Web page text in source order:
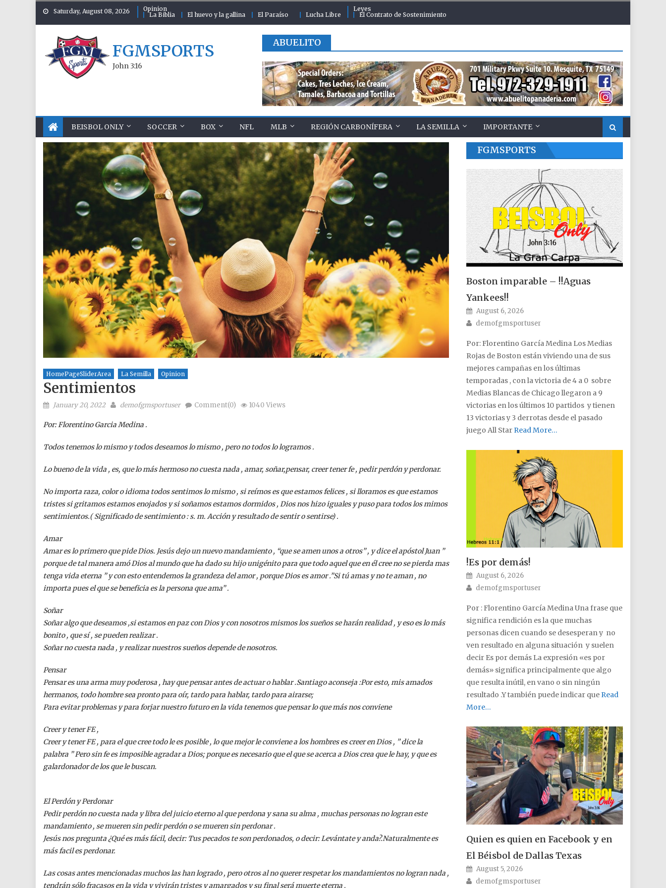
Saturday, August 08, 2026
Opinion
La Biblia
El huevo y la gallina El Paraíso Lucha Libre
Leyes
El Contrato de Sostenimiento
FGMSPORTS
John 3:16
ABUELITO
BEISBOL ONLY SOCCER BOX NFL MLB REGIÓN CARBONÍFERA LA SEMILLA IMPORTANTE
HomePageSliderArea La Semilla Opinion
Sentimientos
Posted on
January 20, 2022 Author
demofgmsportuser Comment(0) 1040 Views
Por: Florentino Garcia Medina .
Todos tenemos lo mismo y todos deseamos lo mismo , pero no todos lo logramos .
Lo bueno de la vida , es, que lo más hermoso no cuesta nada , amar, soñar,pensar, creer tener fe , pedir perdón y perdonar.
No importa raza, color o idioma todos sentimos lo mismo , si reímos es que estamos felices , si lloramos es que estamos
tristes si gritamos estamos enojados y si soñamos estamos dormidos , Dios nos hizo iguales y puso para todos los mimos
sentimientos.( Significado de sentimiento : s. m. Acción y resultado de sentir o sentirse) .
Amar
Amar es lo primero que pide Dios. Jesús dejo un nuevo mandamiento , “que se amen unos a otros” , y dice el apóstol Juan ”
porque de tal manera amó Dios al mundo que ha dado su hijo unigénito para que todo aquel que en él cree no se pierda mas
tenga vida eterna ” y con esto entendemos la grandeza del amor , porque Dios es amor .”Si tú amas y no te aman , no
importa pues el que se beneficia es la persona que ama” .
Soñar
Soñar algo que deseamos ,si estamos en paz con Dios y con nosotros mismos los sueños se harán realidad , y eso es lo más
bonito , que sí , se pueden realizar .
Soñar no cuesta nada , y realizar nuestros sueños depende de nosotros.
Pensar
Pensar es una arma muy poderosa , hay que pensar antes de actuar o hablar .Santiago aconseja :Por esto, mis amados
hermanos, todo hombre sea pronto para oír, tardo para hablar, tardo para airarse;
Para evitar problemas y para forjar nuestro futuro en la vida tenemos que pensar lo que más nos conviene
Creer y tener FE ,
Creer y tener FE , para el que cree todo le es posible , lo que mejor le conviene a los hombres es creer en Dios , ” dice la
palabra ” Pero sin fe es imposible agradar a Dios; porque es necesario que el que se acerca a Dios crea que le hay, y que es
galardonador de los que le buscan.
El Perdón y Perdonar
Pedir perdón no cuesta nada y libra del juicio eterno al que perdona y sana su alma , muchas personas no logran este
mandamiento , se mueren sin pedir perdón o se mueren sin perdonar .
Jesús nos pregunta ¿Qué es más fácil, decir: Tus pecados te son perdonados, o decir: Levántate y anda?.Naturalmente es
más facil es perdonar.
Las cosas antes mencionadas muchos las han logrado , pero otros al no querer respetar los mandamientos no logran nada ,
tendrán sólo fracasos en la vida y vivirán tristes y amargados y su final será muerte eterna .
FGMSPORTS
Boston imparable – !!Aguas
Yankees!!
Posted on
August 6, 2026
Author
demofgmsportuser
Por: Florentino García Medina Los Medias
Rojas de Boston están viviendo una de sus
mejores campañas en los últimas
temporadas , con la victoria de 4 a 0 sobre
Medias Blancas de Chicago llegaron a 9
victorias en los últimos 10 partidos y tienen
13 victorias y 3 derrotas desde el pasado
juego All Star Read More…
!Es por demás!
Posted on
August 6, 2026
Author
demofgmsportuser
Por : Florentino García Medina Una frase que
significa rendición es la que muchas
personas dicen cuando se desesperan y no
ven resultado en alguna situación y suelen
decir Es por demás La expresión «es por
demás» significa principalmente que algo
que resulta inútil, en vano o sin ningún
resultado .Y también puede indicar que Read
More…
Quien es quien en Facebook y en
El Béisbol de Dallas Texas
Posted on
August 5, 2026
Author
demofgmsportuser